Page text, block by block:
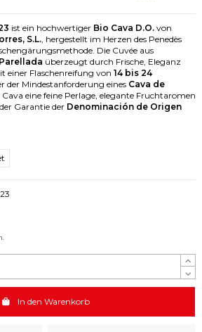
ist ein hochwertiger Bio Cava D.O. von
S.L. , hergestellt im Herzen des Penedès
Die Cuvée aus
überzeugt durch Frische, Eleganz
einer Flaschenreifung von 14 bis 24
der Mindestanforderung eines Cava de
Cava eine feine Perlage, elegante Fruchtaromen
Garantie der Denominación de Origen
In den Warenkorb